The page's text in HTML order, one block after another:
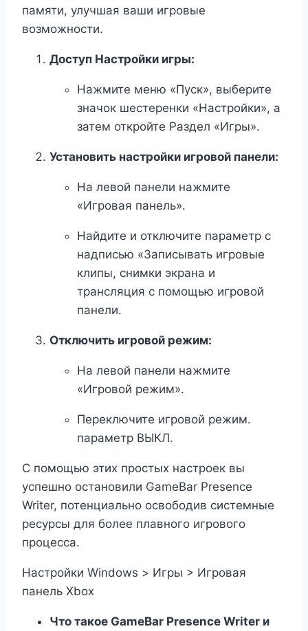
памяти, улучшая ваши игровые
возможности.
Доступ Настройки игры:
Нажмите меню «Пуск», выберите
значок шестеренки «Настройки», а
затем откройте Раздел «Игры».
Установить настройки игровой панели:
На левой панели нажмите
«Игровая панель».
Найдите и отключите параметр с
надписью «Записывать игровые
клипы, снимки экрана и
трансляция с помощью игровой
панели.
Отключить игровой режим:
На левой панели нажмите
«Игровой режим».
Переключите игровой режим.
параметр ВЫКЛ.
С помощью этих простых настроек вы
успешно остановили GameBar Presence
Writer, потенциально освободив системные
ресурсы для более плавного игрового
процесса.
Настройки Windows > Игры > Игровая
панель Xbox
Что такое GameBar Presence Writer и